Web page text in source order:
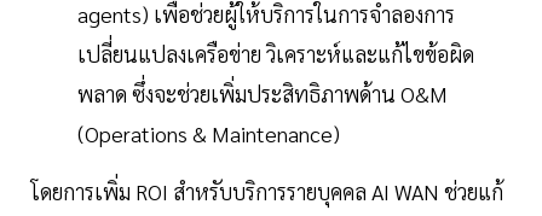
agents) เพื่อช่วยผู้ให้บริการในการจำลองการ
เปลี่ยนแปลงเครือข่าย วิเคราะห์และแก้ไขข้อผิด
พลาด ซึ่งจะช่วยเพิ่มประสิทธิภาพด้าน O&M
(Operations & Maintenance)
โดยการเพิ่ม ROI สำหรับบริการรายบุคคล AI WAN ช่วยแก้